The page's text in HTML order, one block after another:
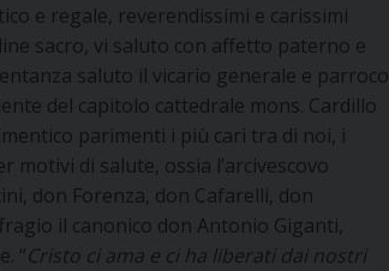
e regale, reverendissimi e carissimi
sacro, vi saluto con affetto paterno e
saluto il vicario generale e parroco
del capitolo cattedrale mons. Cardillo
parimenti i più cari tra di noi, i
di salute, ossia l’arcivescovo
don Forenza, don Cafarelli, don
il canonico don Antonio Giganti,
“Cristo ci ama e ci ha liberati dai nostri